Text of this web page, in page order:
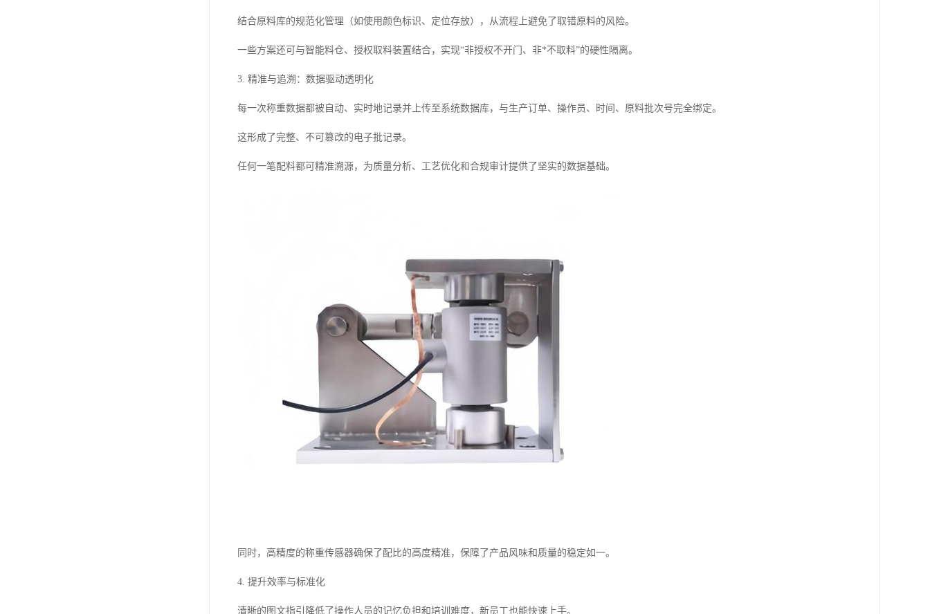
结合原料库的规范化管理（如使用颜色标识、定位存放），从流程上避免了取错原料的风险。
一些方案还可与智能料仓、授权取料装置结合，实现“非授权不开门、非*不取料”的硬性隔离。
3. 精准与追溯：数据驱动透明化
每一次称重数据都被自动、实时地记录并上传至系统数据库，与生产订单、操作员、时间、原料批次号完全绑定。
这形成了完整、不可篡改的电子批记录。
任何一笔配料都可精准溯源，为质量分析、工艺优化和合规审计提供了坚实的数据基础。
同时，高精度的称重传感器确保了配比的高度精准，保障了产品风味和质量的稳定如一。
4. 提升效率与标准化
清晰的图文指引降低了操作人员的记忆负担和培训难度，新员工也能快速上手。